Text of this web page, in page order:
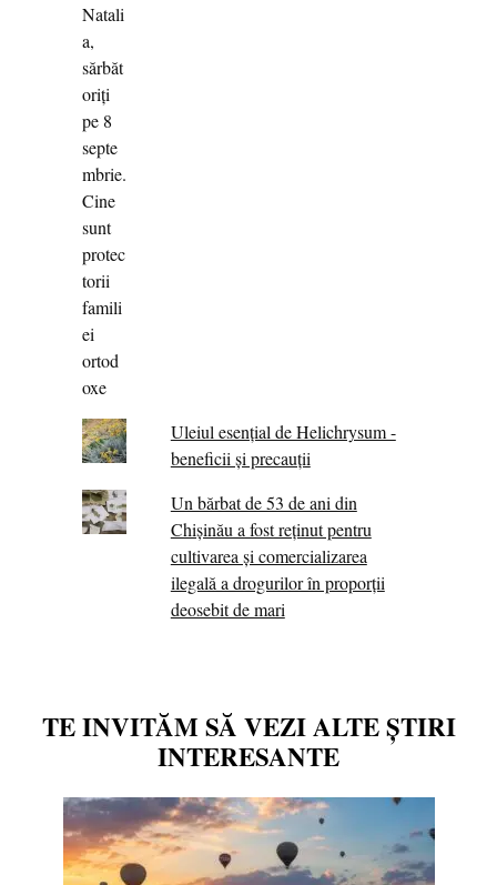
Uleiul esențial de Helichrysum -
beneficii și precauții
Un bărbat de 53 de ani din
Chișinău a fost reținut pentru
cultivarea și comercializarea
ilegală a drogurilor în proporții
deosebit de mari
TE INVITĂM SĂ VEZI ALTE ȘTIRI
INTERESANTE